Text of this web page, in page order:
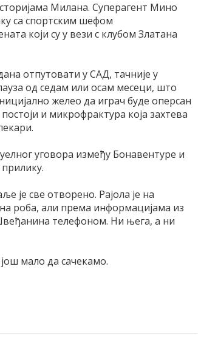
Милана. Суперагент Мино
са спортским шефом
који су у вези с клубом Златана
отпутовати у САД, тачније у
од седам или осам месеци, што
желео да играч буде оперсан
и микрофрактура која захтева
уговора између Бонавентуре и
је све отворено. Рајола је на
роба, али према информацијама из
телефоном. Ни њега, а ни
мало да сачекамо.